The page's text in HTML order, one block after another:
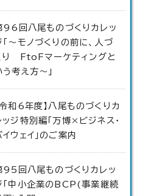
96回八尾ものづくりカレッ
「～モノづくりの前に、人づ
り FtoFマーケティングと
う考え方～」
令和6年度】八尾ものづくりカ
ッジ特別編「万博×ビジネス・
イウェイ」のご案内
95回八尾ものづくりカレッ
「中小企業のBCP(事業継続